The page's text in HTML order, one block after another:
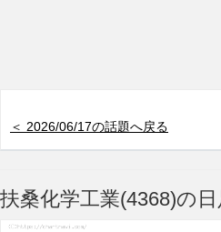
＜ 2026/06/17の話題へ戻る
扶桑化学工業(4368)の